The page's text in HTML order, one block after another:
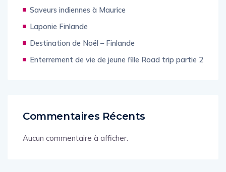
Saveurs indiennes à Maurice
Laponie Finlande
Destination de Noël – Finlande
Enterrement de vie de jeune fille Road trip partie 2
Commentaires Récents
Aucun commentaire à afficher.